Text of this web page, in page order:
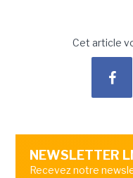
Cet article
NEWSLETTER
Recevez notre